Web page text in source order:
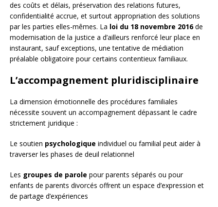
des coûts et délais, préservation des relations futures,
confidentialité accrue, et surtout appropriation des solutions
par les parties elles-mêmes. La loi du 18 novembre 2016de
modernisation de la justice a d’ailleurs renforcé leur place en
instaurant, sauf exceptions, une tentative de médiation
préalable obligatoire pour certains contentieux familiaux.
L’accompagnement pluridisciplinaire
La dimension émotionnelle des procédures familiales
nécessite souvent un accompagnement dépassant le cadre
strictement juridique :
Le soutien psychologique individuel ou familial peut aider à
traverser les phases de deuil relationnel
Les groupes de parole pour parents séparés ou pour
enfants de parents divorcés offrent un espace d’expression et
de partage d’expériences